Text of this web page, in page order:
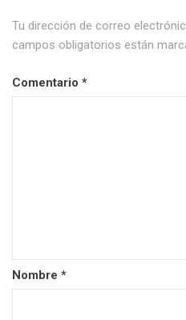
Tu dirección de correo
campos obligatorios están
Comentario *
Nombre *